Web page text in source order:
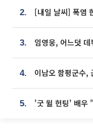
2.
3.
4. 이남오 함평군수,
5.